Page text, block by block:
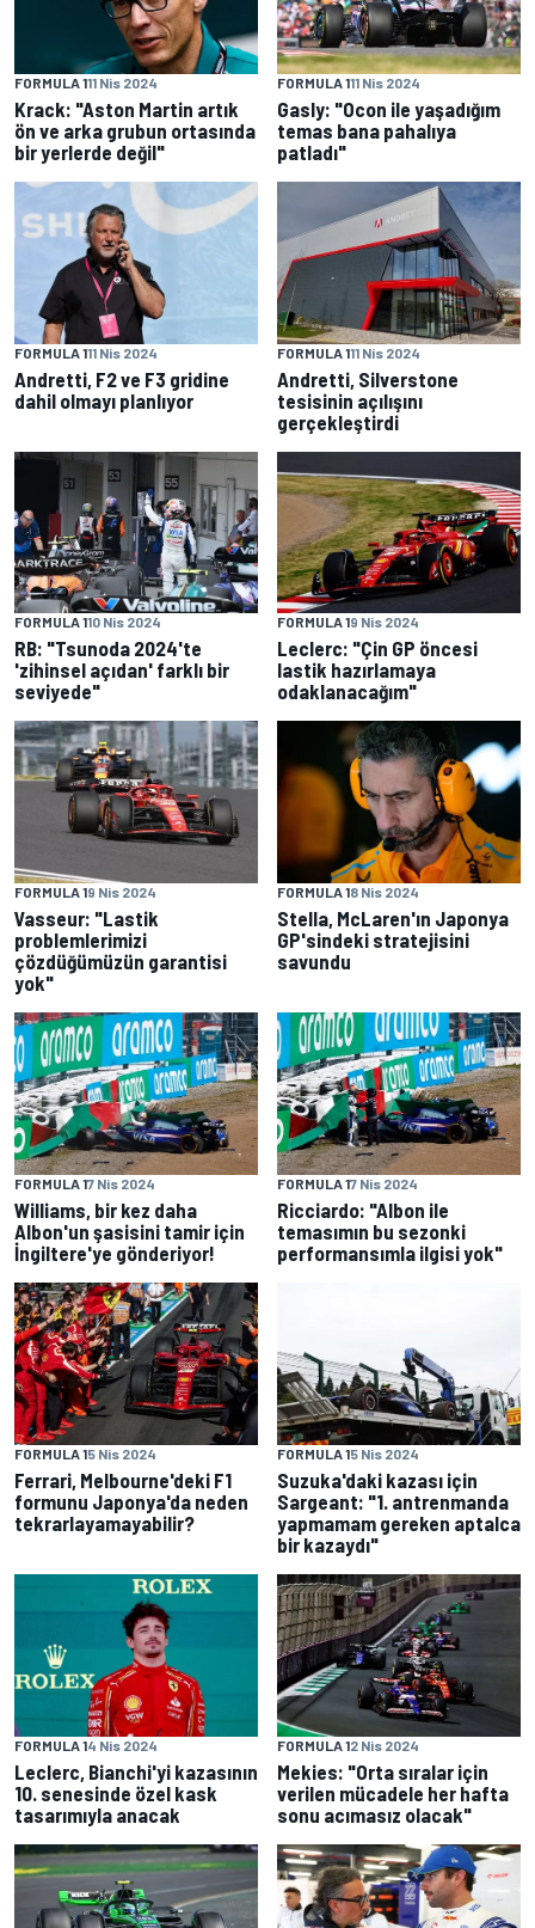
FORMULA 111 Nis 2024
Krack: "Aston Martin artık
ön ve arka grubun ortasında
bir yerlerde değil"
FORMULA 111 Nis 2024
Gasly: "Ocon ile yaşadığım
temas bana pahalıya
patladı"
FORMULA 111 Nis 2024
Andretti, F2 ve F3 gridine
dahil olmayı planlıyor
FORMULA 111 Nis 2024
Andretti, Silverstone
tesisinin açılışını
gerçekleştirdi
FORMULA 110 Nis 2024
RB: "Tsunoda 2024'te
'zihinsel açıdan' farklı bir
seviyede"
FORMULA 19 Nis 2024
Leclerc: "Çin GP öncesi
lastik hazırlamaya
odaklanacağım"
FORMULA 19 Nis 2024
Vasseur: "Lastik
problemlerimizi
çözdüğümüzün garantisi
yok"
FORMULA 18 Nis 2024
Stella, McLaren'ın Japonya
GP'sindeki stratejisini
savundu
FORMULA 17 Nis 2024
Williams, bir kez daha
Albon'un şasisini tamir için
İngiltere'ye gönderiyor!
FORMULA 17 Nis 2024
Ricciardo: "Albon ile
temasımın bu sezonki
performansımla ilgisi yok"
FORMULA 15 Nis 2024
Ferrari, Melbourne'deki F1
formunu Japonya'da neden
tekrarlayamayabilir?
FORMULA 15 Nis 2024
Suzuka'daki kazası için
Sargeant: "1. antrenmanda
yapmamam gereken aptalca
bir kazaydı"
FORMULA 14 Nis 2024
Leclerc, Bianchi'yi kazasının
10. senesinde özel kask
tasarımıyla anacak
FORMULA 12 Nis 2024
Mekies: "Orta sıralar için
verilen mücadele her hafta
sonu acımasız olacak"